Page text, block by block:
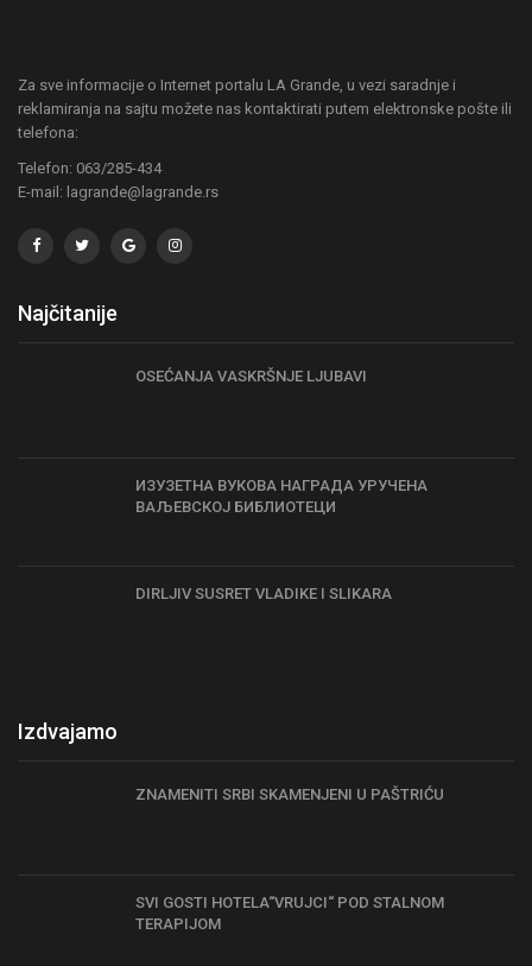
Za sve informacije o Internet portalu LA Grande, u vezi saradnje i
reklamiranja na sajtu možete nas kontaktirati putem elektronske pošte ili
telefona:
Telefon: 063/285-434
E-mail: lagrande@lagrande.rs
Najčitanije
OSEĆANJA VASKRŠNJE LJUBAVI
ИЗУЗЕТНА ВУКОВА НАГРАДА УРУЧЕНА
ВАЉЕВСКОЈ БИБЛИОТЕЦИ
DIRLJIV SUSRET VLADIKE I SLIKARA
Izdvajamo
ZNAMENITI SRBI SKAMENJENI U PAŠTRIĆU
SVI GOSTI HOTELA“VRUJCI“ POD STALNOM
TERAPIJOM